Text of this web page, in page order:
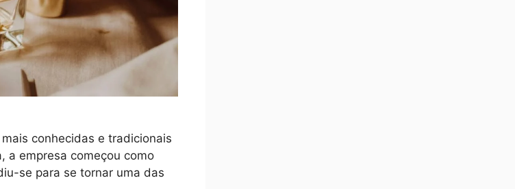
mais conhecidas e tradicionais
a empresa começou como
se para se tornar uma das